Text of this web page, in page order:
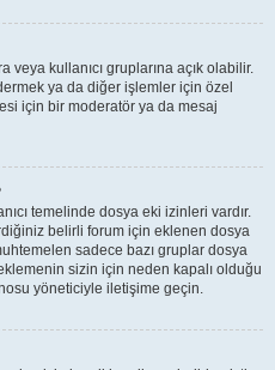
veya kullanıcı gruplarına açık olabilir.
ya da diğer işlemler için özel
için bir moderatör ya da mesaj
temelinde dosya eki izinleri vardır.
belirli forum için eklenen dosya
sadece bazı gruplar dosya
sizin için neden kapalı olduğu
yöneticiyle iletişime geçin.